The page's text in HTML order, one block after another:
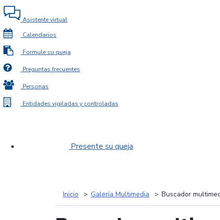
Asistente virtual
Calendarios
Formule su queja
Preguntas frecuentes
Personas
Entidades vigiladas y controladas
Presente su queja
Inicio Galería Multimedia Buscador